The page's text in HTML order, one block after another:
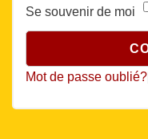
Se souvenir de moi
Mot de passe oublié?